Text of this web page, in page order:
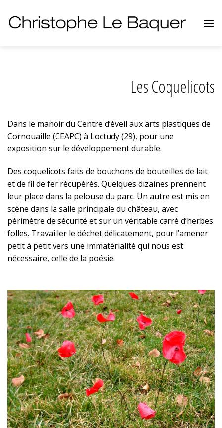
content
Les Coquelicots
Dans le manoir du Centre d’éveil aux arts plastiques de
Cornouaille (CEAPC) à Loctudy (29), pour une
exposition sur le développement durable.
Des coquelicots faits de bouchons de bouteilles de lait
et de fil de fer récupérés. Quelques dizaines prennent
leur place dans la pelouse du parc. Un autre est mis en
scène dans la salle principale du château, avec
périmètre de sécurité et sur un véritable carré d’herbes
folles. Travailler le déchet délicatement, pour l’amener
petit à petit vers une immatérialité qui nous est
nécessaire, celle de la poésie.